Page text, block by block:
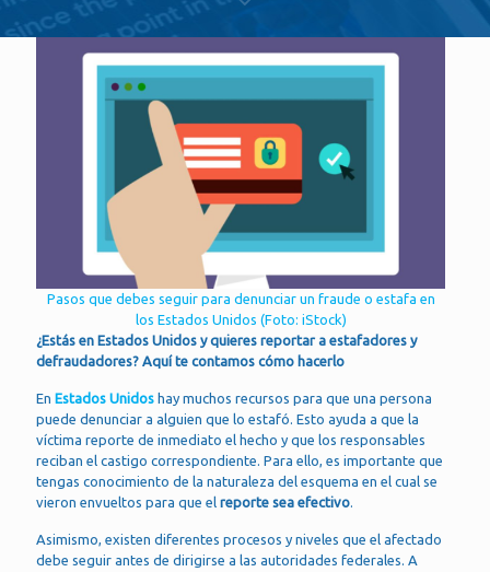
Pasos que debes seguir para denunciar un fraude o estafa en
los Estados Unidos (Foto: iStock)
¿Estás en Estados Unidos y quieres reportar a estafadores y
defraudadores? Aquí te contamos cómo hacerlo
En Estados Unidos hay muchos recursos para que una persona
puede denunciar a alguien que lo estafó. Esto ayuda a que la
víctima reporte de inmediato el hecho y que los responsables
reciban el castigo correspondiente. Para ello, es importante que
tengas conocimiento de la naturaleza del esquema en el cual se
vieron envueltos para que el reporte sea efectivo.
Asimismo, existen diferentes procesos y niveles que el afectado
debe seguir antes de dirigirse a las autoridades federales. A